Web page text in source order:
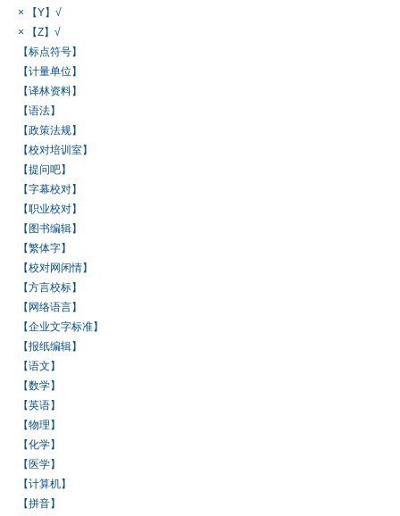
× 【Y】√
× 【Z】√
【标点符号】
【计量单位】
【译林资料】
【语法】
【政策法规】
【校对培训室】
【提问吧】
【字幕校对】
【职业校对】
【图书编辑】
【繁体字】
【校对网闲情】
【方言校标】
【网络语言】
【企业文字标准】
【报纸编辑】
【语文】
【数学】
【英语】
【物理】
【化学】
【医学】
【计算机】
【拼音】